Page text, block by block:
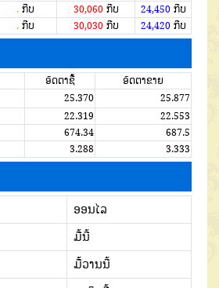
. ກີບ 30,060ກີບ 24,450ກີບ
. ກີບ 30,030ກີບ 24,420ກີບ
ອັດຕາຊື້
ອັດຕາຂາຍ
25.370
25.877
22.319
22.553
674.34
687.5
3.288 3.333
ອອນໄລ
ມື້ນີ້
ມື້ວານນີ້